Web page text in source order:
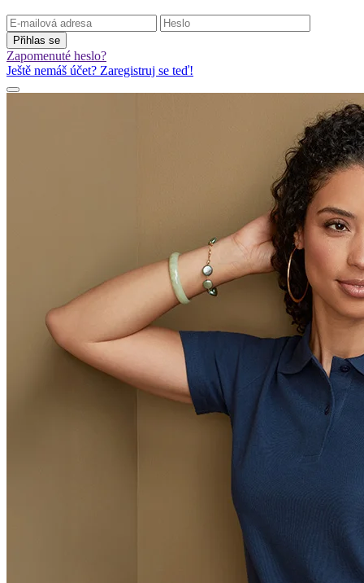
Přihlas se
Zapomenuté heslo?
Ještě nemáš účet? Zaregistruj se teď!